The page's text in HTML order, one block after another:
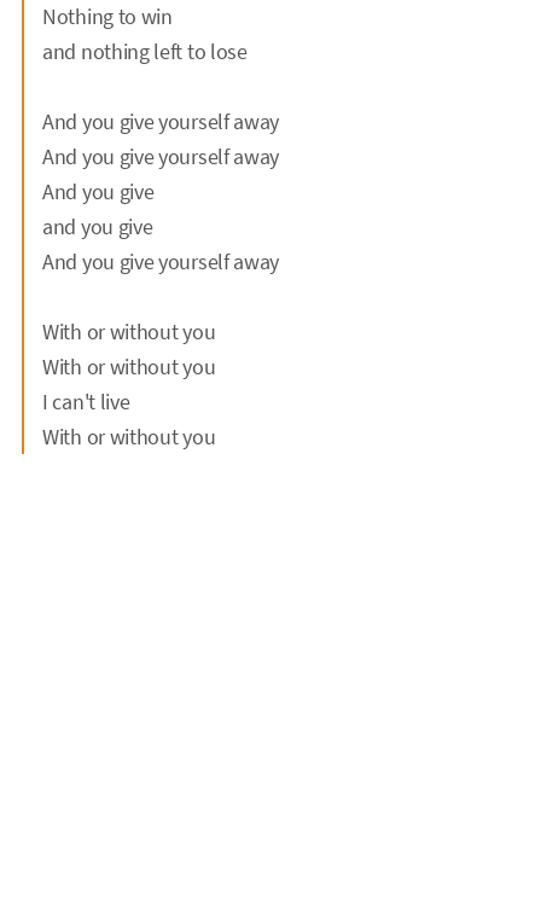
Nothing to win
and nothing left to lose
And you give yourself away
And you give yourself away
And you give
and you give
And you give yourself away
With or without you
With or without you
I can't live
With or without you